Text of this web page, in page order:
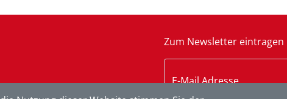
Zum Newsletter eintragen